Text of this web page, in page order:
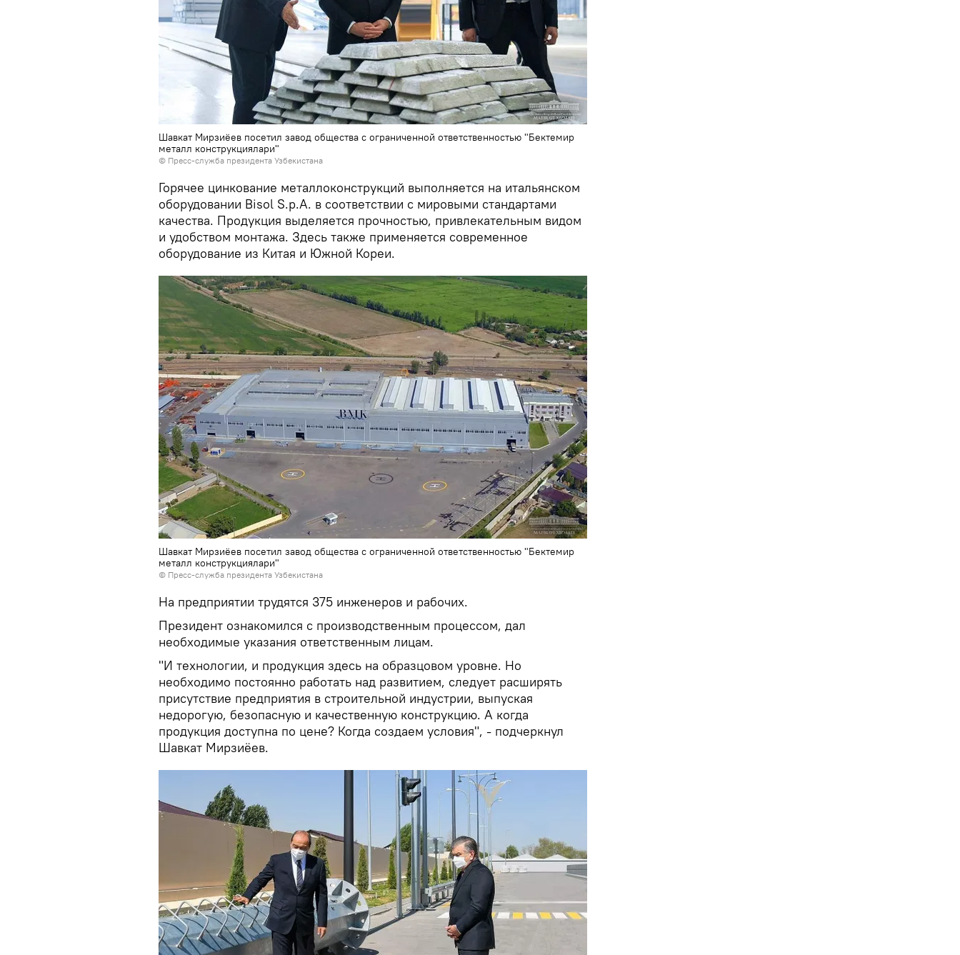
Шавкат Мирзиёев посетил завод общества с ограниченной ответственностью "Бектемир
металл конструкциялари"
© Пресс-служба президента Узбекистана
Горячее цинкование металлоконструкций выполняется на итальянском
оборудовании Bisol S.p.A. в соответствии с мировыми стандартами
качества. Продукция выделяется прочностью, привлекательным видом
и удобством монтажа. Здесь также применяется современное
оборудование из Китая и Южной Кореи.
Шавкат Мирзиёев посетил завод общества с ограниченной ответственностью "Бектемир
металл конструкциялари"
© Пресс-служба президента Узбекистана
На предприятии трудятся 375 инженеров и рабочих.
Президент ознакомился с производственным процессом, дал
необходимые указания ответственным лицам.
"И технологии, и продукция здесь на образцовом уровне. Но
необходимо постоянно работать над развитием, следует расширять
присутствие предприятия в строительной индустрии, выпуская
недорогую, безопасную и качественную конструкцию. А когда
продукция доступна по цене? Когда создаем условия", - подчеркнул
Шавкат Мирзиёев.